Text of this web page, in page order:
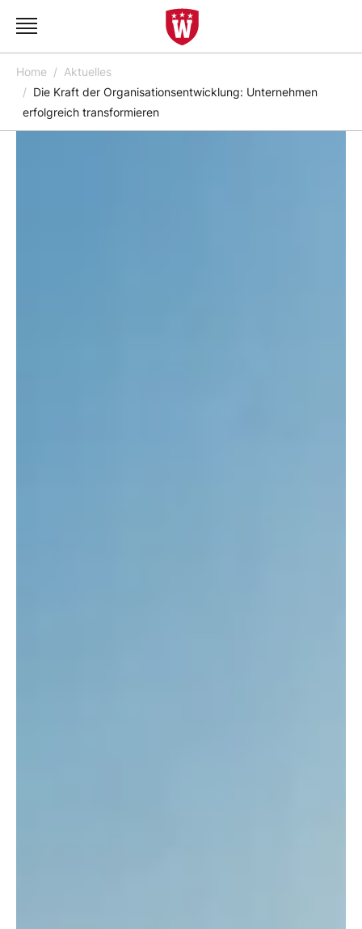
Home
Aktuelles
Die Kraft der Organisationsentwicklung: Unternehmen
erfolgreich transformieren